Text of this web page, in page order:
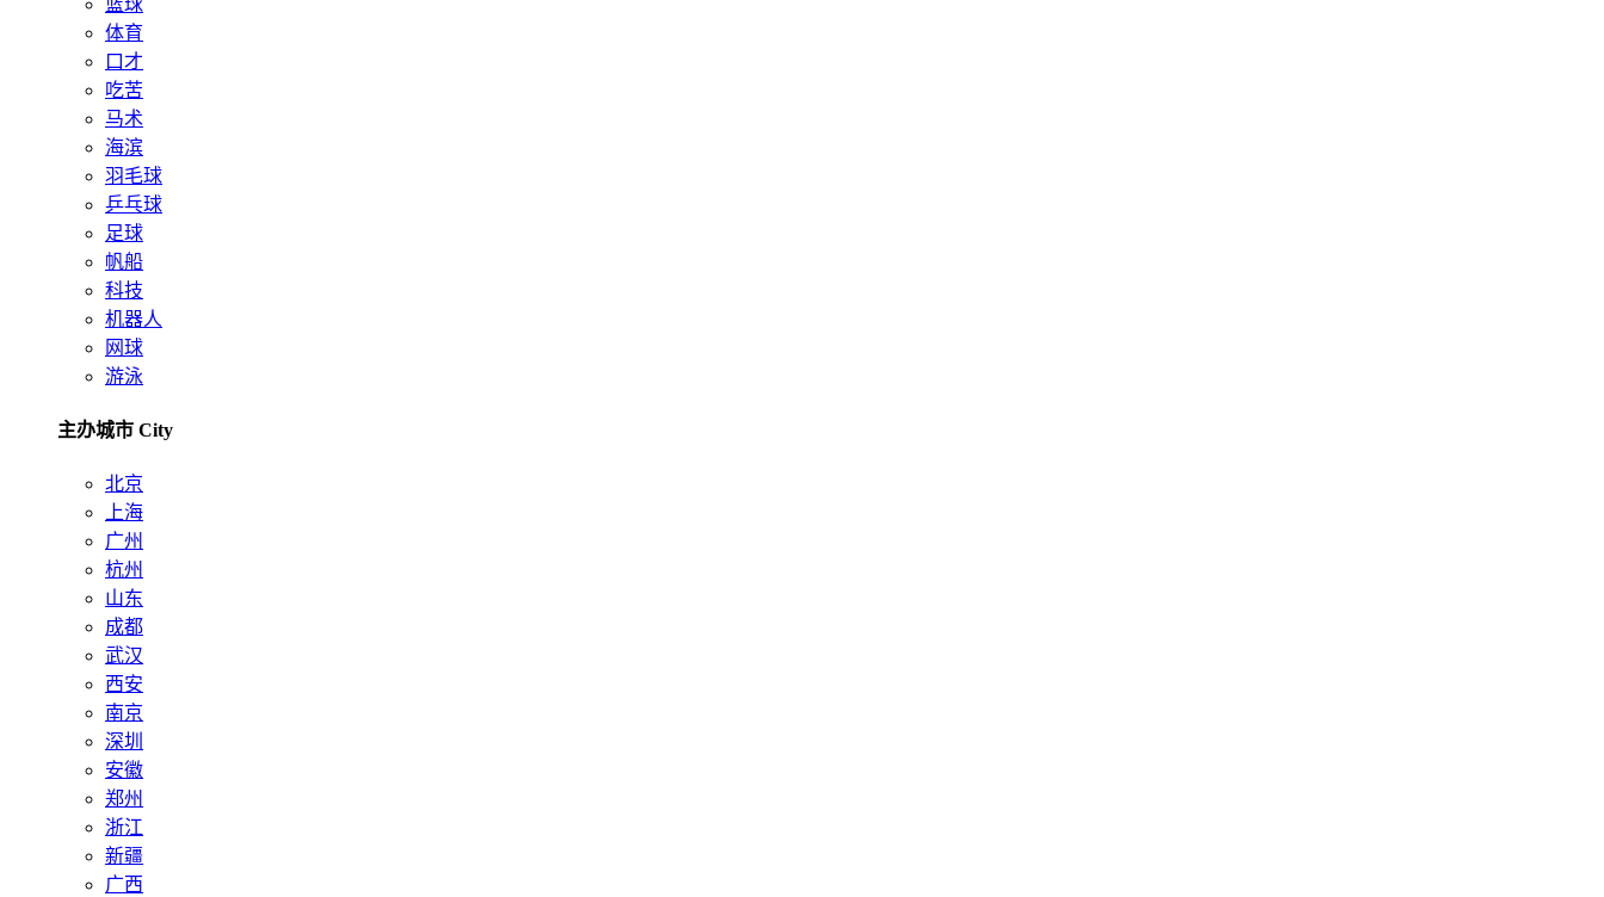
体育
口才
吃苦
马术
海滨
羽毛球
乒乓球
足球
帆船
科技
机器人
网球
游泳
主办城市 City
北京
上海
广州
杭州
山东
成都
武汉
西安
南京
深圳
安徽
郑州
浙江
新疆
广西